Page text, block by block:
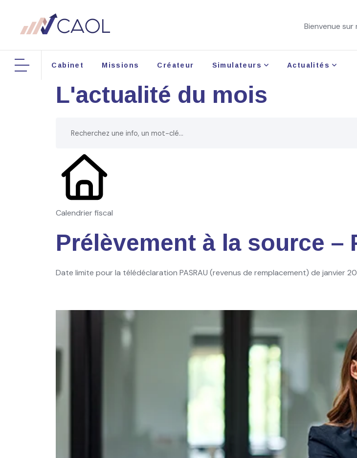
Bienvenue sur notre
Cabinet Missions Créateur Simulateurs Actualités
L'actualité du mois
Calendrier fiscal
Prélèvement à la source –
Date limite pour la télédéclaration PASRAU (revenus de remplacement) de janvier